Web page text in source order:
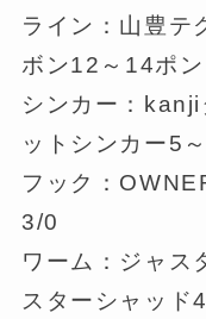
ライン：山豊テ
ボン12～14ポン
シンカー：kanji
ットシンカー5
フック：
3/0
ワーム：ジャ
スターシャッ